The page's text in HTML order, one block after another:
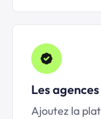
Les agences
Ajoutez la